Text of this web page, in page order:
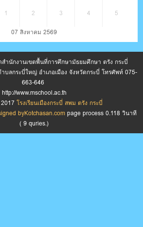
1 2 3 4 5
07 สิงหาคม 2569
สำนักงานเขตพื้นที่การศึกษามัธยมศึกษา ตรัง กระบี่
บลกระบี่ใหญ่ อำเภอเมือง จังหวัดกระบี่ โทรศัพท์ 075-
663-646
http://www.mschool.ac.th
โรงเรียนเมืองกระบี่ สพม ตรัง กระบี่
byKotchasan.com page process 0.118 วินาที
( 9 quries.)